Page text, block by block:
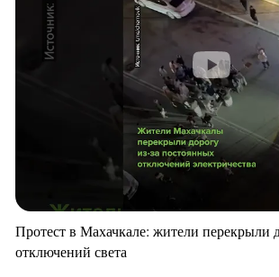
Протест в Махачкале: жители перекрыли
отключений света